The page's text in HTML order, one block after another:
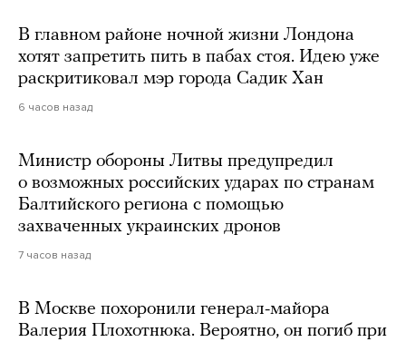
В главном районе ночной жизни Лондона
хотят запретить пить в пабах стоя. Идею уже
раскритиковал мэр города Садик Хан
6 часов назад
Министр обороны Литвы предупредил
о возможных российских ударах по странам
Балтийского региона с помощью
захваченных украинских дронов
7 часов назад
В Москве похоронили генерал-майора
Валерия Плохотнюка. Вероятно, он погиб при